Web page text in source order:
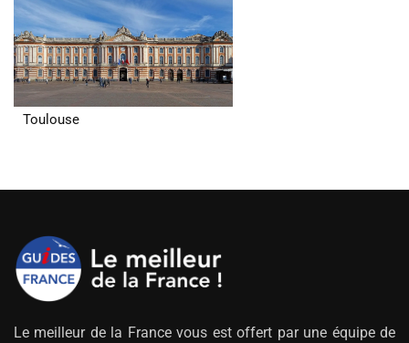
Toulouse
Le meilleur de la France vous est offert par une équipe de